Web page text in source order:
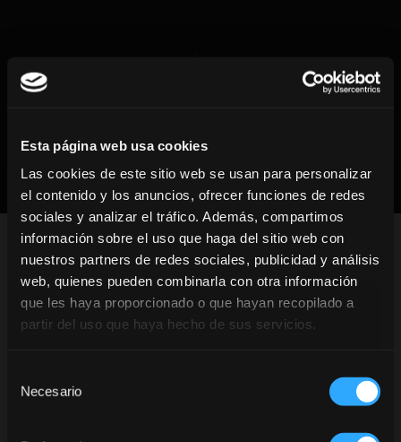
Esta página web usa cookies
Las cookies de este sitio web se usan para personalizar
el contenido y los anuncios, ofrecer funciones de redes
sociales y analizar el tráfico. Además, compartimos
información sobre el uso que haga del sitio web con
nuestros partners de redes sociales, publicidad y análisis
web, quienes pueden combinarla con otra información
que les haya proporcionado o que hayan recopilado a
partir del uso que haya hecho de sus servicios.
Necesario
¿Eres mayor de edad en tu paìs de